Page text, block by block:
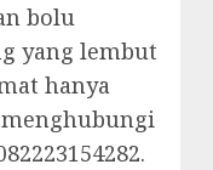
bolu
yang lembut
hanya